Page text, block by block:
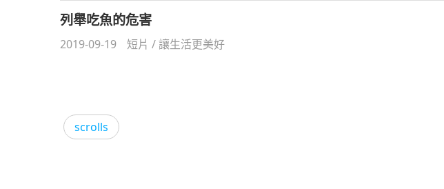
列舉吃魚的危害
2019-09-19 短片 /讓生活更美好
scrolls